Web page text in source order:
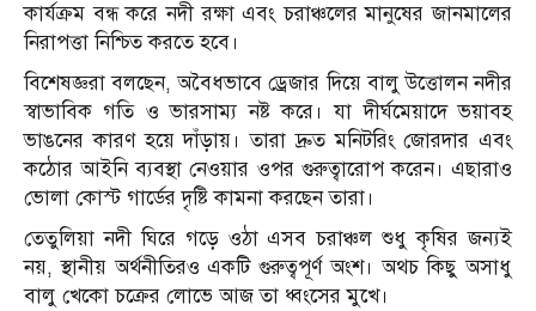
কার্যক্রম বন্ধ করে নদী রক্ষা এবং চরাঞ্চলের মানুষের জানমালের
নিরাপত্তা নিশ্চিত করতে হবে।
বিশেষজ্ঞরা বলছেন, অবৈধভাবে ড্রেজার দিয়ে বালু উত্তোলন নদীর
স্বাভাবিক গতি ও ভারসাম্য নষ্ট করে। যা দীর্ঘমেয়াদে ভয়াবহ
ভাঙনের কারণ হয়ে দাঁড়ায়। তারা দ্রুত মনিটরিং জোরদার এবং
কঠোর আইনি ব্যবস্থা নেওয়ার ওপর গুরুত্বারোপ করেন। এছারাও
ভোলা কোস্ট গার্ডের দৃষ্টি কামনা করছেন তারা।
তেতুলিয়া নদী ঘিরে গড়ে ওঠা এসব চরাঞ্চল শুধু কৃষির জন্যই
নয়, স্থানীয় অর্থনীতিরও একটি গুরুত্বপূর্ণ অংশ। অথচ কিছু অসাধু
বালু খেকো চক্রের লোভে আজ তা ধ্বংসের মুখে।